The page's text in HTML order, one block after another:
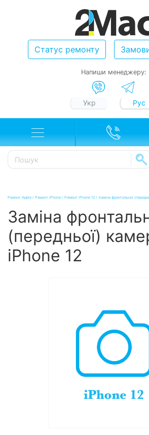
Статус ремонту
Напиши менеджеру:
Укр Рус
Ремонт Apple / Ремонт iPhone / Ремонт iPhone 12 / Заміна фронтальної
Заміна
(передньої)
iPhone 12